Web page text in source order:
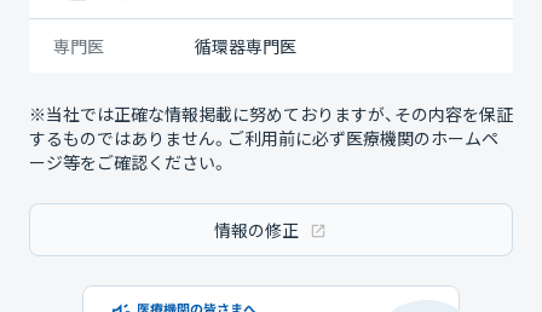
専門医 循環器専門医
※当社では正確な情報掲載に努めておりますが、その内容を保証
するものではありません。ご利用前に必ず医療機関のホームペ
ージ等をご確認ください。
情報の修正